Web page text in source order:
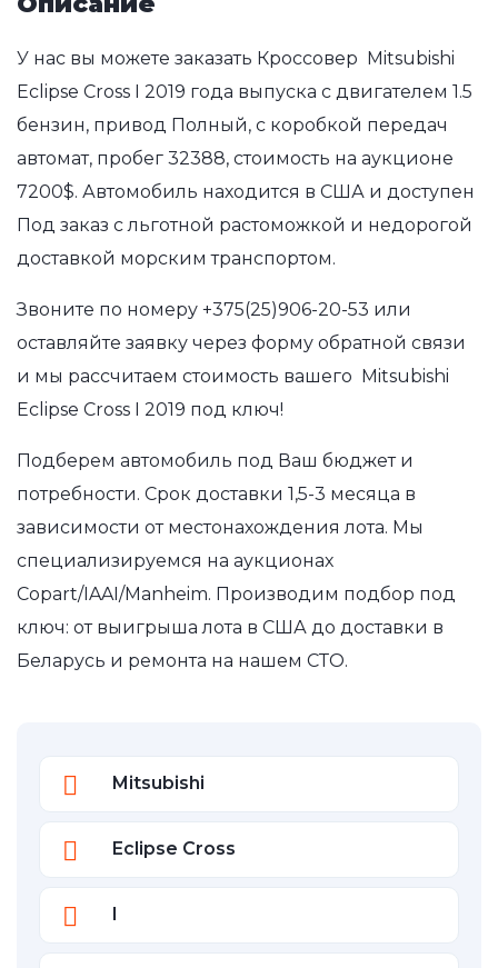
У нас вы можете заказать Кроссовер Mitsubishi
Eclipse Cross I 2019 года выпуска с двигателем 1.5
бензин, привод Полный, с коробкой передач
автомат, пробег 32388, стоимость на аукционе
7200$. Автомобиль находится в США и доступен
Под заказ с льготной растоможкой и недорогой
доставкой морским транспортом.
Звоните по номеру +375(25)906-20-53 или
оставляйте заявку через форму обратной связи
и мы рассчитаем стоимость вашего Mitsubishi
Eclipse Cross I 2019 под ключ!
Подберем автомобиль под Ваш бюджет и
потребности. Срок доставки 1,5-3 месяца в
зависимости от местонахождения лота. Мы
специализируемся на аукционах
Copart/IAAI/Manheim. Производим подбор под
ключ: от выигрыша лота в США до доставки в
Беларусь и ремонта на нашем СТО.
Mitsubishi
Eclipse Cross
I